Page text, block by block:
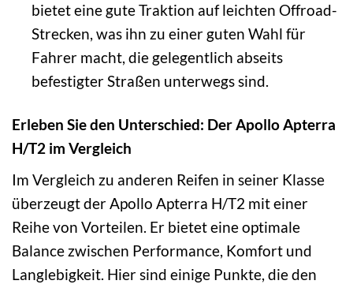
bietet eine gute Traktion auf leichten Offroad-
Strecken, was ihn zu einer guten Wahl für
Fahrer macht, die gelegentlich abseits
befestigter Straßen unterwegs sind.
Erleben Sie den Unterschied: Der Apollo Apterra
H/T2 im Vergleich
Im Vergleich zu anderen Reifen in seiner Klasse
überzeugt der Apollo Apterra H/T2 mit einer
Reihe von Vorteilen. Er bietet eine optimale
Balance zwischen Performance, Komfort und
Langlebigkeit. Hier sind einige Punkte, die den